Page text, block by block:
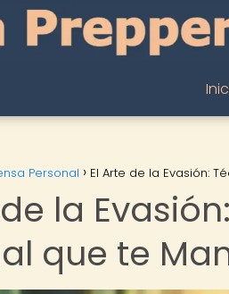
Personal El Arte de la Evasión:
la
que te